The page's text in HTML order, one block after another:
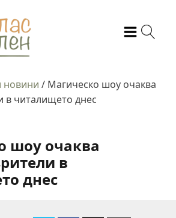
новини / Магическо шоу очаква
в читалището днес
шоу очаква
в
днес